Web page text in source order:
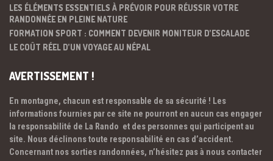
LES ÉLÉMENTS ESSENTIELS À PRÉVOIR POUR RÉUSSIR VOTRE
RANDONNÉE EN PLEINE NATURE
FORMATION SPORT : COMMENT DEVENIR MONITEUR D’ESCALADE
LE COÛT RÉEL D’UN VOYAGE AU NÉPAL
AVERTISSEMENT !
En montagne, chacun est responsable de sa sécurité ! Les
informations fournies par ce site ne pourront en aucun cas engager
la responsabilité de La Rando et des personnes qui participent au
site. Nous déclinons toute responsabilité en cas d’accident.
Concernant nos sorties randonnées, n’hésitez pas à nous contacter